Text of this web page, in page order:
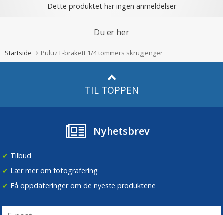
Dette produktet har ingen anmeldelser
Du er her
Startside Puluz L-brakett 1/4 tommers skrugjenger
TIL TOPPEN
Nyhetsbrev
✔ Tilbud
✔ Lær mer om fotografering
✔ Få oppdateringer om de nyeste produktene